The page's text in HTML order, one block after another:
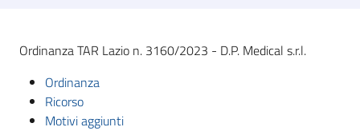
Ordinanza TAR Lazio n. 3160/2023 - D.P. Medical s.r.l.
Ordinanza
Ricorso
Motivi aggiunti